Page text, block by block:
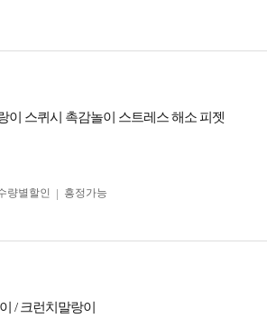
이 스퀴시 촉감놀이 스트레스 해소 피젯
량별할인 흥정가능
/ 크런치말랑이